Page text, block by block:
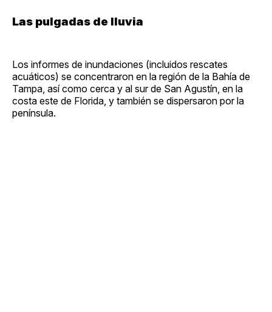
Las pulgadas de lluvia
Los informes de inundaciones (incluidos rescates
acuáticos) se concentraron en la región de la Bahía de
Tampa, así como cerca y al sur de San Agustín, en la
costa este de Florida, y también se dispersaron por la
península.